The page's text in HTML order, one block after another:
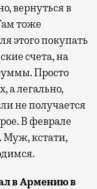
вернуться в
тоже
этого покупать
счета, на
Просто
а легально,
не получается
В феврале
Муж, кстати,
в Армению в